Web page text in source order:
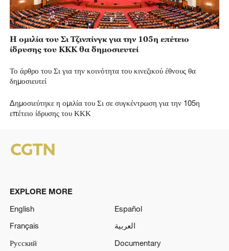
Η ομιλία του Σι Τζινπίνγκ για την 105η επέτειο
ίδρυσης του ΚΚΚ θα δημοσιευτεί
Το άρθρο του Σι για την κοινότητα του κινεζικού έθνους θα
δημοσιευτεί
Δημοσιεύτηκε η ομιλία του Σι σε συγκέντρωση για την 105η
επέτειο ίδρυσης του ΚΚΚ
EXPLORE MORE
English
Español
Français
العربية
Русский
Documentary